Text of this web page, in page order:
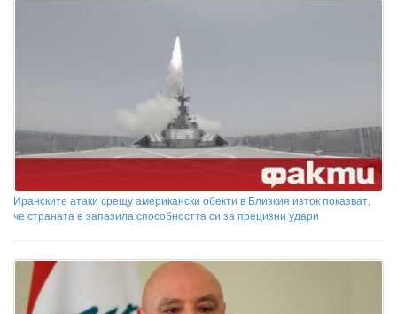
Иранските атаки срещу американски обекти в Близкия изток показват,
че страната е запазила способността си за прецизни удари